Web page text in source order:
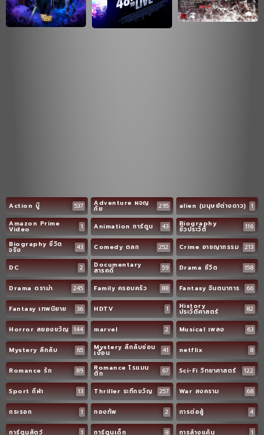
Action บู๊ 537 Adventure ผจญ
ภัย 295 alien (มนุษย์ต่างดาว) 1
Amazon Prime
Video 1 Animation การ์ตูน 43 Biography
ชีวประวัติ
116
Biography ชีวิต
จริง 43 Comedy ตลก 252 Crime อาชญากรรม 213
DC 2 Documentary
สารคดี 59 Drama ชีวิต 158
Drama ดราม่า 245 Family ครอบครัว 88 Fantasy จินตนาการ 66
Fantasy เทพนิยาย 36 HDTV 1 History
ประวัติศาสตร์ 82
Horror สยองขวัญ 144 marvel 2 Musical เพลง 63
Mystery ลึกลับ 65 Mystery ลึกลับซ่อน
เงื่อน 41 netflix 8
Romance รัก 89 Romance โรแมน
ติก 67 Sci-Fi วิทยาศาสตร์ 122
Sport กีฬา 13 Thriller ระทึกขวัญ 257 War สงคราม 68
กระรอก 1 กองทัพ 2 การต่อสู้ 4
การ์ตูนสัตว์ 1 การ์ตูนเด็ก 8 การล้างแค้น 1